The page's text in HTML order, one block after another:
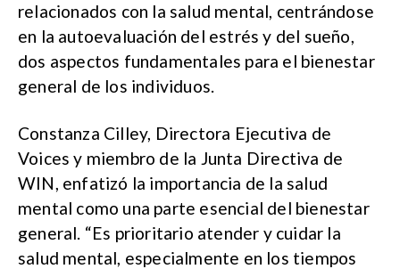
relacionados con la salud mental, centrándose
en la autoevaluación del estrés y del sueño,
dos aspectos fundamentales para el bienestar
general de los individuos.
Constanza Cilley, Directora Ejecutiva de
Voices y miembro de la Junta Directiva de
WIN, enfatizó la importancia de la salud
mental como una parte esencial del bienestar
general. “Es prioritario atender y cuidar la
salud mental, especialmente en los tiempos